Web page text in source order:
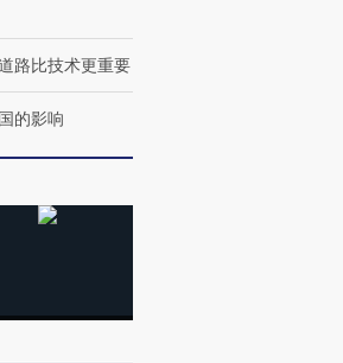
路比技术更重要
的影响